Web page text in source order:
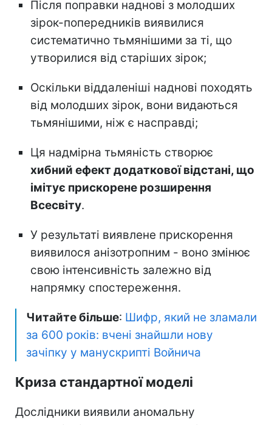
Після поправки наднові з молодших
зірок-попередників виявилися
систематично тьмянішими за ті, що
утворилися від старіших зірок;
Оскільки віддаленіші наднові походять
від молодших зірок, вони видаються
тьмянішими, ніж є насправді;
Ця надмірна тьмяність створює
хибний ефект додаткової відстані, що
імітує прискорене розширення
Всесвіту.
У результаті виявлене прискорення
виявилося анізотропним - воно змінює
свою інтенсивність залежно від
напрямку спостереження.
Читайте більше: Шифр, який не зламали
за 600 років: вчені знайшли нову
зачіпку у манускрипті Войнича
Криза стандартної моделі
Дослідники виявили аномальну